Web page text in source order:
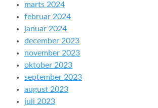
marts 2024
februar 2024
januar 2024
december 2023
november 2023
oktober 2023
september 2023
august 2023
juli 2023